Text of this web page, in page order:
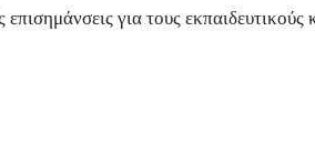
για τους εκπαιδευτικούς